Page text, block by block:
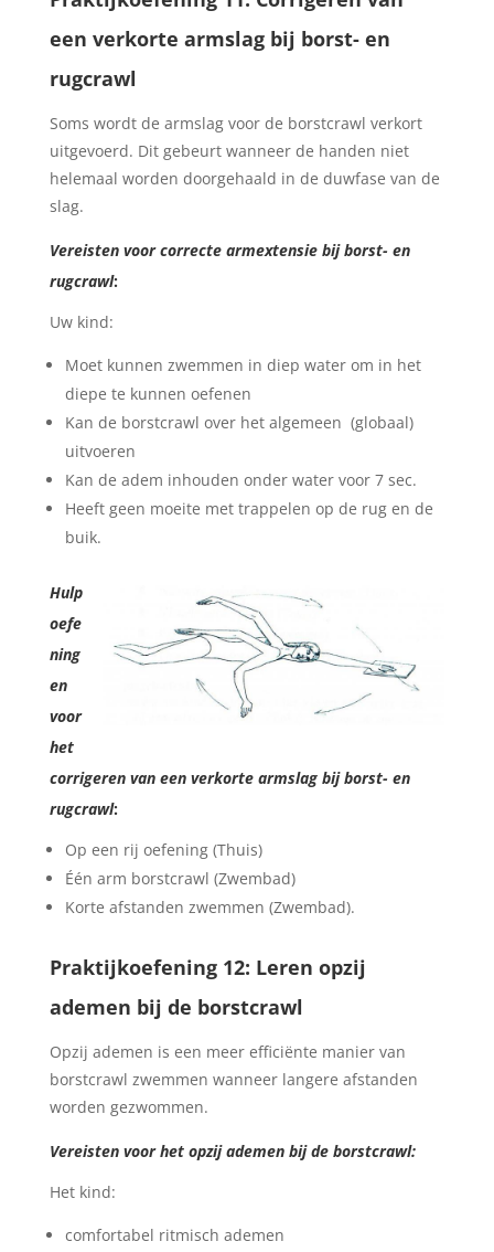
een verkorte armslag bij borst- en
rugcrawl
Soms wordt de armslag voor de borstcrawl verkort
uitgevoerd. Dit gebeurt wanneer de handen niet
helemaal worden doorgehaald in de duwfase van de
slag.
Vereisten voor correcte armextensie bij borst- en
rugcrawl:
Uw kind:
Moet kunnen zwemmen in diep water om in het
diepe te kunnen oefenen
Kan de borstcrawl over het algemeen (globaal)
uitvoeren
Kan de adem inhouden onder water voor 7 sec.
Heeft geen moeite met trappelen op de rug en de
buik.
Hulp
oefe
ning
en
voor
het
corrigeren van een verkorte armslag bij borst- en
rugcrawl:
Op een rij oefening (Thuis)
Één arm borstcrawl (Zwembad)
Korte afstanden zwemmen (Zwembad).
Praktijkoefening 12: Leren opzij
ademen bij de borstcrawl
Opzij ademen is een meer efficiënte manier van
borstcrawl zwemmen wanneer langere afstanden
worden gezwommen.
Vereisten voor het opzij ademen bij de borstcrawl:
Het kind:
comfortabel ritmisch ademen